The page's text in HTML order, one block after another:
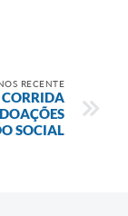
RECENTE
CORRIDA
SOCIAL